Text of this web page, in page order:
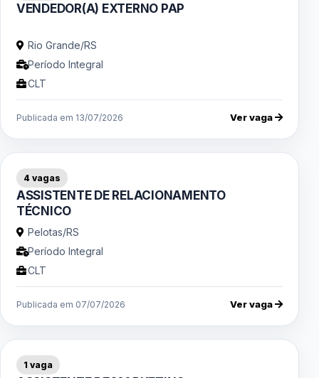
VENDEDOR(A) EXTERNO PAP
Rio Grande/RS
Período Integral
CLT
Publicada em 13/07/2026 Ver vaga
4 vagas
ASSISTENTE DE RELACIONAMENTO
TÉCNICO
Pelotas/RS
Período Integral
CLT
Publicada em 07/07/2026 Ver vaga
1 vaga